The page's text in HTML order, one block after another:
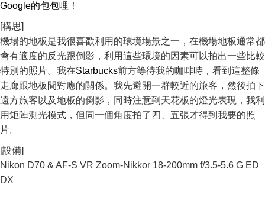
Google的包包哩！
[構思]
機場的地板是我很喜歡利用的環境場景之一，在機場地板通常都
會有適度的反光跟倒影，利用這些環境的因素可以拍出一些比較
特別的照片。我在Starbucks前方等待我的咖啡時，看到這整條
走廊跟地板間對應的關係。我先避開一群較近的旅客，然後拍下
遠方旅客以及地板的倒影，同時注意到天花板的燈光表現，我利
用矩陣測光模式，但同一個角度拍了四、五張才得到我要的照
片。
[設備]
Nikon D70 & AF-S VR Zoom-Nikkor 18-200mm f/3.5-5.6 G ED
DX